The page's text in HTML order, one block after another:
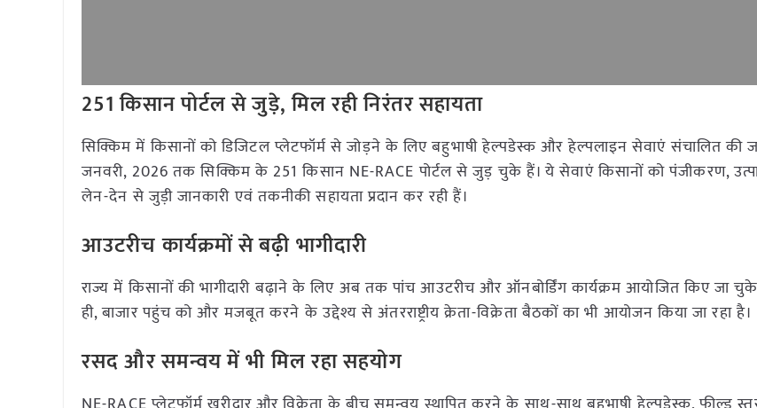
251 किसान पोर्टल से जुड़े, मिल रही निरंतर सहायता
सिक्किम में किसानों को डिजिटल प्लेटफॉर्म से जोड़ने के लिए बहुभाषी हेल्पडेस्क और हेल्पलाइन सेवाएं संचालित की
जनवरी, 2026 तक सिक्किम के 251 किसान NE-RACE पोर्टल से जुड़ चुके हैं। ये सेवाएं किसानों को पंजीकरण,
लेन-देन से जुड़ी जानकारी एवं तकनीकी सहायता प्रदान कर रही हैं।
आउटरीच कार्यक्रमों से बढ़ी भागीदारी
राज्य में किसानों की भागीदारी बढ़ाने के लिए अब तक पांच आउटरीच और ऑनबोर्डिंग कार्यक्रम आयोजित किए जा
ही, बाजार पहुंच को और मजबूत करने के उद्देश्य से अंतरराष्ट्रीय क्रेता-विक्रेता बैठकों का भी आयोजन किया जा रहा है।
रसद और समन्वय में भी मिल रहा सहयोग